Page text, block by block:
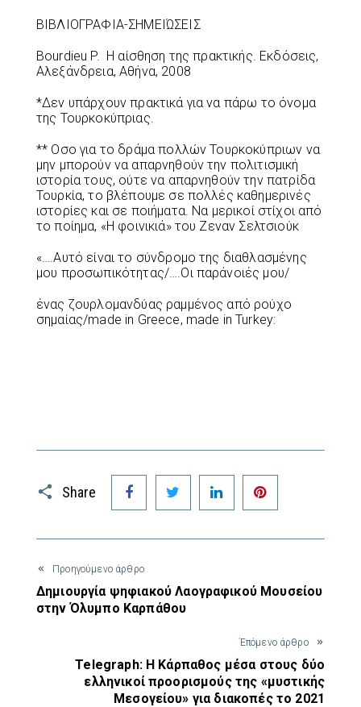
ΒΙΒΛΙΟΓΡΑΦΙΑ-ΣΗΜΕΙΏΣΕΙΣ
Bourdieu P. Η αίσθηση της πρακτικής. Εκδόσεις,
Αλεξάνδρεια, Αθήνα, 2008
*Δεν υπάρχουν πρακτικά για να πάρω το όνομα
της Τουρκοκύπριας.
** Οσο για το δράμα πολλών Τουρκοκύπριων να
μην μπορούν να απαρνηθούν την πολιτισμική
ιστορία τους, ούτε να απαρνηθούν την πατρίδα
Τουρκία, το βλέπουμε σε πολλές καθημερινές
ιστορίες και σε ποιήματα. Να μερικοί στίχοι από
το ποίημα, «Η φοινικιά» του Zεναν Σελτσιούκ
«….Αυτό είναι το σύνδρομο της διαθλασμένης
μου προσωπικότητας/….Οι παράνοιές μου/
ένας ζουρλομανδύας ραμμένος από ρούχο
σημαίας/made in Greece, made in Turkey:
Share
Facebook Twitter LinkedIn
Προηγούμενο άρθρο
Δημιουργία ψηφιακού Λαογραφικού Μουσείου
στην Όλυμπο Καρπάθου
Έπόμενο άρθρο
Telegraph: Η Κάρπαθος μέσα στους δύο
ελληνικοί προορισμούς της «μυστικής
Μεσογείου» για διακοπές το 2021